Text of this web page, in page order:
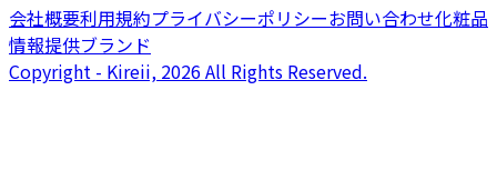
会社概要利用規約プライバシーポリシーお問い合わせ化粧品
情報提供ブランド
Copyright - Kireii, 2026 All Rights Reserved.